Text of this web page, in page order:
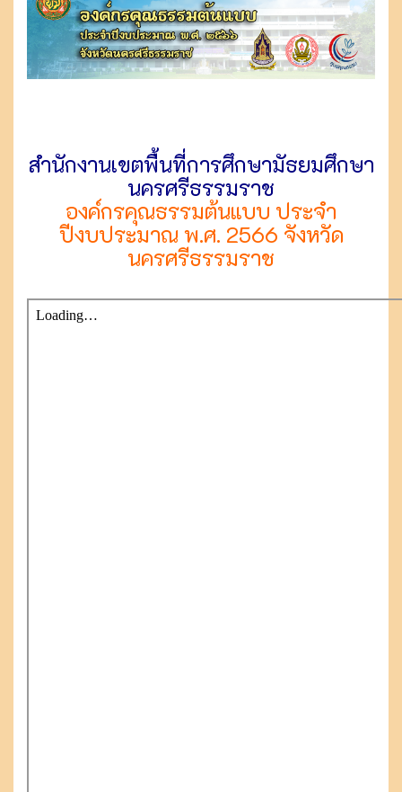
สำนักงานเขตพื้นที่การศึกษามัธยมศึกษา
นครศรีธรรมราช
องค์กรคุณธรรมต้นแบบ ประจำ
ปีงบประมาณ พ.ศ. 2566 จังหวัด
นครศรีธรรมราช